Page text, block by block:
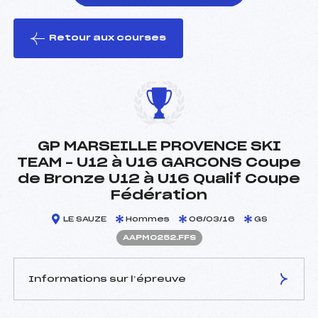
le ski
Retour aux courses
GP MARSEILLE PROVENCE SKI
TEAM – U12 à U16 GARCONS Coupe
de Bronze U12 à U16 Qualif Coupe
Fédération
LE SAUZE Hommes 06/03/16 GS
AAPM0252.FFS
Informations sur l’épreuve